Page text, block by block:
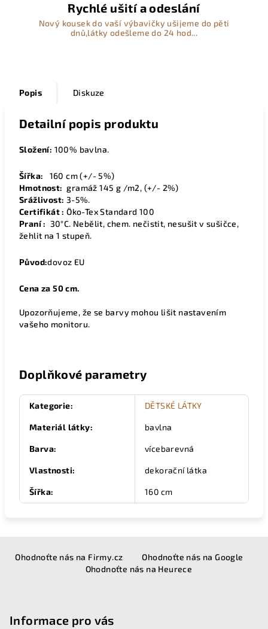
Rychlé ušití a odeslání
Nový kousek do vaší výbavičky ušijeme do pěti
dnů,látky odešleme do 24 hod...
Popis Diskuze
Detailní popis produktu
Složení: 100% bavlna.
Šířka: 160cm (+/- 5%)
Hmotnost: gramáž 145 g /m2, (+/- 2%)
Srážlivost: 3-5%.
Certifikát : Öko-Tex Standard 100
Praní : 30°C. Nebělit, chem. nečistit, nesušit v sušičce,
žehlit na 1 stupeň.
Původ:dovoz EU
Cena za 50 cm.
Upozorňujeme, že se barvy mohou lišit nastavením
vašeho monitoru.
Doplňkové parametry
Kategorie: DĚTSKÉ LÁTKY
Materiál látky: bavlna
Barva: vícebarevná
Vlastnosti: dekorační látka
Šířka: 160 cm
Ohodnoťte nás na Firmy.cz
Ohodnoťte nás na Google
Ohodnoťte nás na Heurece
Informace pro vás